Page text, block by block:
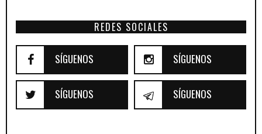
REDES SOCIALES
SÍGUENOS SÍGUENOS
SÍGUENOS SÍGUENOS